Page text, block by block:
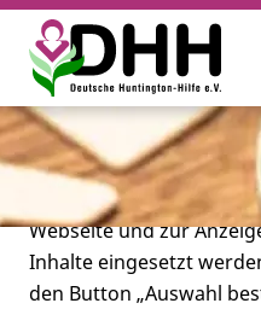
Leben mit
Cookie-Einstellungen
Diese Webseite setzt
Tracking-Tools ein. Dies
Tracking-Tools, die für
technisch notwendig
Zwecken sowie zur
Webseite und zur
Inhalte eingesetzt
den Button „Auswahl